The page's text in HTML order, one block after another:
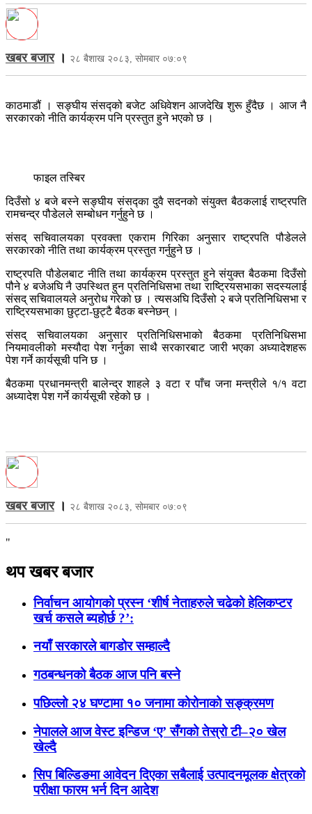
खबर बजार। २८ बैशाख २०८३, सोमबार ०७:०९
काठमाडौं । सङ्घीय संसद्को बजेट अधिवेशन आजदेखि शुरू हुँदैछ । आज नै
सरकारको नीति कार्यक्रम पनि प्रस्तुत हुने भएको छ ।
फाइल तस्बिर
दिउँसो ४ बजे बस्ने सङ्घीय संसद्का दुवै सदनको संयुक्त बैठकलाई राष्ट्रपति
रामचन्द्र पौडेलले सम्बोधन गर्नुहुने छ ।
संसद् सचिवालयका प्रवक्ता एकराम गिरिका अनुसार राष्ट्रपति पौडेलले
सरकारको नीति तथा कार्यक्रम प्रस्तुत गर्नुहुने छ ।
राष्ट्रपति पौडेलबाट नीति तथा कार्यक्रम प्रस्तुत हुने संयुक्त बैठकमा दिउँसो
पौने ४ बजेअघि नै उपस्थित हुन प्रतिनिधिसभा तथा राष्ट्रियसभाका सदस्यलाई
संसद् सचिवालयले अनुरोध गरेको छ । त्यसअघि दिउँसो २ बजे प्रतिनिधिसभा र
राष्ट्रियसभाका छुट्टा-छुट्टै बैठक बस्नेछन् ।
संसद् सचिवालयका अनुसार प्रतिनिधिसभाको बैठकमा प्रतिनिधिसभा
नियमावलीको मस्यौदा पेश गर्नुका साथै सरकारबाट जारी भएका अध्यादेशहरू
पेश गर्ने कार्यसूची पनि छ ।
बैठकमा प्रधानमन्त्री बालेन्द्र शाहले ३ वटा र पाँच जना मन्त्रीले १/१ वटा
अध्यादेश पेश गर्ने कार्यसूची रहेको छ ।
खबर बजार। २८ बैशाख २०८३, सोमबार ०७:०९
"
थप खबर बजार
निर्वाचन आयोगकाे प्रस्न ‘शीर्ष नेताहरुले चढेको हेलिकप्टर
खर्च कसले ब्यहोर्छ ?’:
नयाँ सरकारले बागडोर सम्हाल्दै
गठबन्धनको बैठक आज पनि बस्ने
पछिल्लो २४ घण्टामा १० जनामा कोरोनाको सङ्क्रमण
नेपालले आज वेस्ट इन्डिज ‘ए’ सँगको तेस्रो टी–२० खेल
खेल्दै
सिप बिल्डिङमा आवेदन दिएका सबैलाई उत्पादनमूलक क्षेत्रको
परीक्षा फारम भर्न दिन आदेश